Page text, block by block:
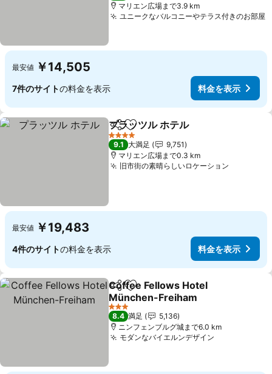
マリエン広場まで3.9 km
ユニークなバルコニーやテラス付きのお部屋
最安値 ￥14,505
7件のサイトの料金を表示 料金を表示
シェアお気に入りに追加
プラッツル ホテル
4 ホテルのランク
9.1 大満足
9,751
マリエン広場まで0.3 km
旧市街の素晴らしいロケーション
最安値 ￥19,483
4件のサイトの料金を表示 料金を表示
シェアお気に入りに追加
Coffee Fellows Hotel
München-Freiham
料金を表示
3 ホテルのランク
8.4 満足
5,136
ニンフェンブルグ城まで6.0 km
モダンなバイエルンデザイン